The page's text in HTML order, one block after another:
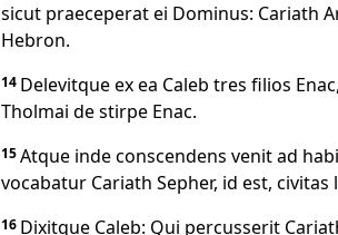
sicut praeceperat ei Dominus: Cariath
Hebron.
14 Delevitque ex ea Caleb tres filios
Tholmai de stirpe Enac.
15Atque inde conscendens venit ad
vocabatur Cariath Sepher, id est,
16 Dixitque Caleb: Qui percusserit